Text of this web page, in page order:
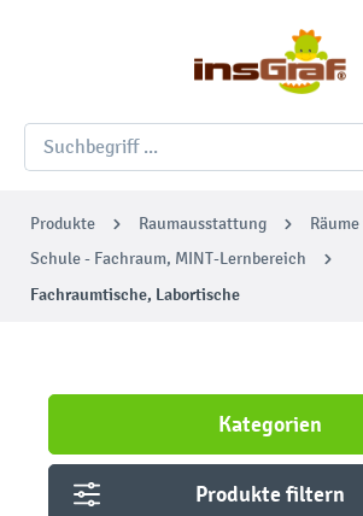
Produkte Raumausstattung
Schule - Fachraum, MINT-Lernbereich
Fachraumtische, Labortische
Kategorien
Produkte filtern